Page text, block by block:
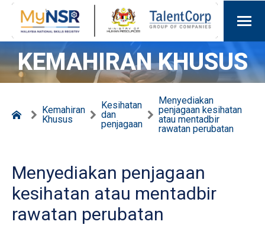
KEMAHIRAN KHUSUS
Kemahiran
Khusus
Kesihatan
dan
penjagaan
Menyediakan
penjagaan kesihatan
atau mentadbir
rawatan perubatan
Menyediakan penjagaan
kesihatan atau mentadbir
rawatan perubatan